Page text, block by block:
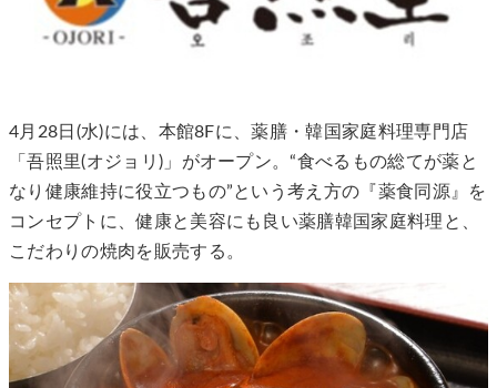
4月28日(水)には、本館8Fに、薬膳・韓国家庭料理専門店
「吾照里(オジョリ)」がオープン。“食べるもの総てが薬と
なり健康維持に役立つもの”という考え方の『薬食同源』を
コンセプトに、健康と美容にも良い薬膳韓国家庭料理と、
こだわりの焼肉を販売する。